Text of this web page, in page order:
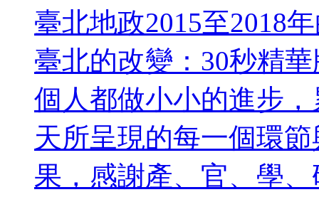
臺北地政2015至2018
臺北的改變：30秒精
個人都做小小的進步
天所呈現的每一個環
果，感謝產、官、學